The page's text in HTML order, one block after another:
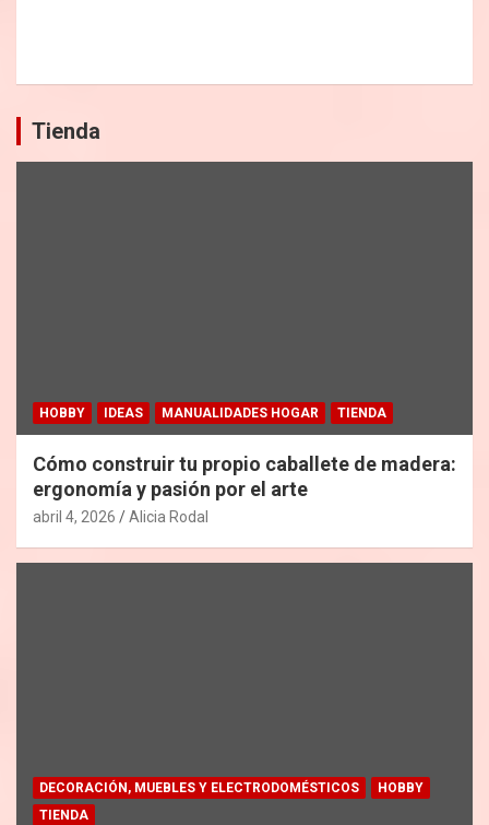
Tienda
HOBBY IDEAS MANUALIDADES HOGAR TIENDA
Cómo construir tu propio caballete de madera:
ergonomía y pasión por el arte
abril 4, 2026 Alicia Rodal
DECORACIÓN, MUEBLES Y ELECTRODOMÉSTICOS
HOBBY
TIENDA